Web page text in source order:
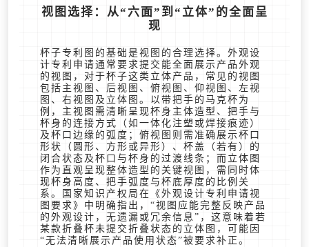
视图选择：从“六面”到“立体”的全面呈
现
杯子专利图的基础是视图的合理选择。外观设
计专利申请通常要求提交能全面展示产品外观
的视图，对于杯子这类立体产品，常见的视图
包括主视图、后视图、俯视图、仰视图、左视
图、右视图及立体图。以带把手的马克杯为
例，主视图需清晰呈现杯身主体造型、把手与
杯身的连接方式（如一体化注塑或焊接痕迹）
及杯口边缘的弧度；俯视图则需准确展示杯口
形状（圆形、方形或异形）、杯盖（若有）的
闭合状态及杯口与杯身的过渡线条；而立体图
作为直观呈现整体造型的关键视图，需同时体
现杯身高度、把手弧度与杯底厚度的比例关
系。国家知识产权局在《外观设计专利申请视
图要求》中明确指出，“视图应能完整反映产品
的外观设计，无遗漏或冗余信息”，这意味着若
某款折叠杯未提交折叠状态的立体图，可能因
“无法清晰展示产品使用状态”被要求补正。